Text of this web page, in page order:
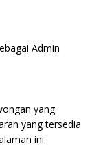
Admin
yang
yang tersedia
ini.